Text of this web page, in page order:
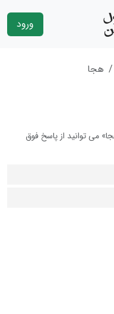
ورود
هجا
می توانید از پاسخ فوق